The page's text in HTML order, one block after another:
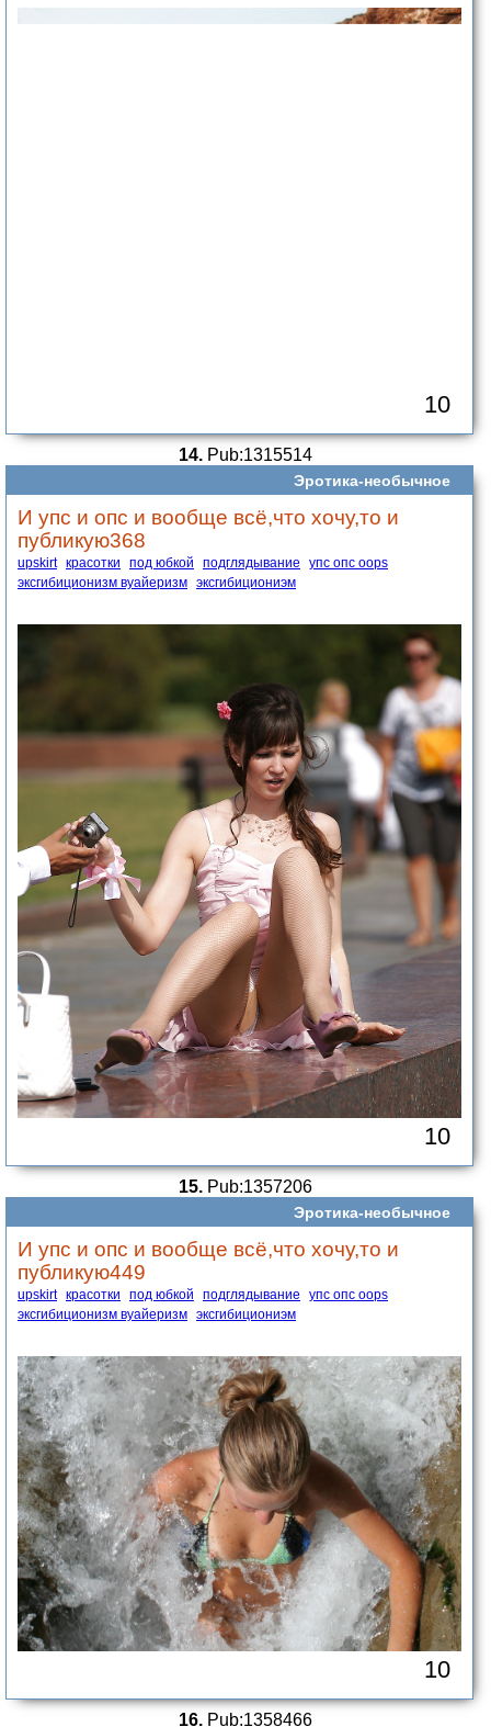
10
14. Pub:1315514
Эротика-необычное
И упс и опс и вообще всё,что хочу,то и
публикую368
upskirt красотки под юбкой подглядывание
упс опс oops
эксгибиционизм вуайеризм эксгибициониэм
10
15. Pub:1357206
Эротика-необычное
И упс и опс и вообще всё,что хочу,то и
публикую449
upskirt красотки под юбкой подглядывание
упс опс oops
эксгибиционизм вуайеризм эксгибициониэм
10
16. Pub:1358466